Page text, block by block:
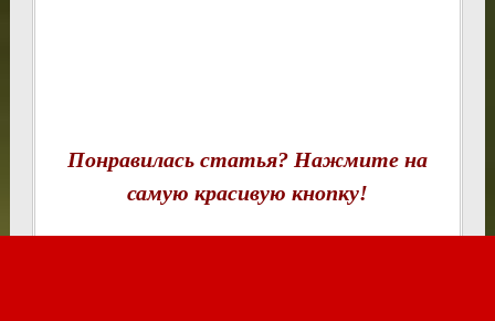
Понравилась статья? Нажмите на
самую красивую кнопку!